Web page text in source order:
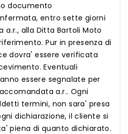
documento
entro sette giorni
alla Ditta Bartoli Moto
Pur in presenza di
dovra' essere verificata
Eventuali
essere segnalate per
a.r.. Ogni
termini, non sara' presa
dichiarazione, il cliente si
piena di quanto dichiarato.